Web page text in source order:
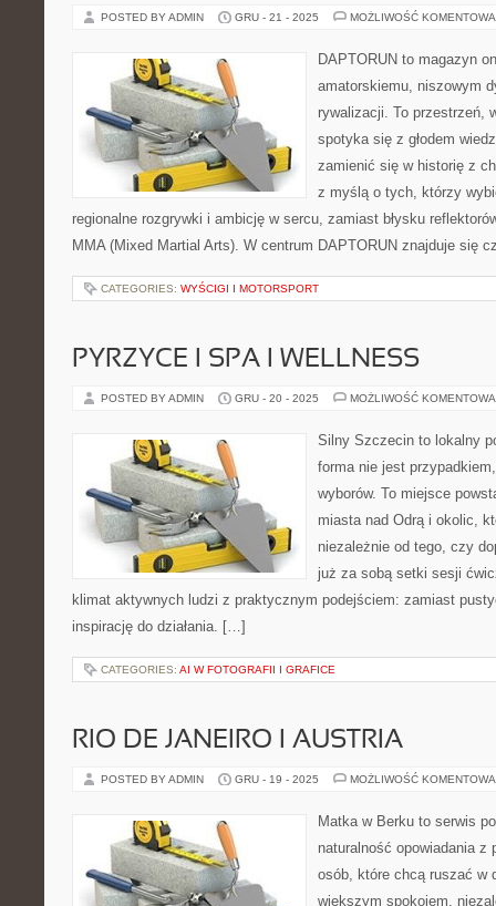
POSTED BY ADMIN GRU - 21 - 2025 MOŻLIWOŚĆ
DAPTORUN to magazyn
amatorskiemu, niszowym
rywalizacji. To przestrzeń,
spotyka się z głodem
zamienić się w historię z
z myślą o tych, którzy
regionalne rozgrywki i ambicję w sercu, zamiast błysku
MMA (Mixed Martial Arts). W centrum DAPTORUN znajduje się
CATEGORIES: WYŚCIGI I MOTORSPORT
PYRZYCE I SPA I WELLNESS
POSTED BY ADMIN GRU - 20 - 2025 MOŻLIWOŚĆ
Silny Szczecin to lokalny
forma nie jest
wyborów. To miejsce
miasta nad Odrą i okolic,
niezależnie od tego, czy
już za sobą setki sesji
klimat aktywnych ludzi z praktycznym podejściem: zamiast
inspirację do działania. […]
CATEGORIES: AI W FOTOGRAFII I GRAFICE
RIO DE JANEIRO I AUSTRIA
POSTED BY ADMIN GRU - 19 - 2025 MOŻLIWOŚĆ
Matka w Berku to serwis
naturalność opowiadania z
osób, które chcą ruszać w
większym spokojem,